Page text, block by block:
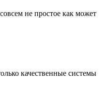
не простое как может
качественные системы